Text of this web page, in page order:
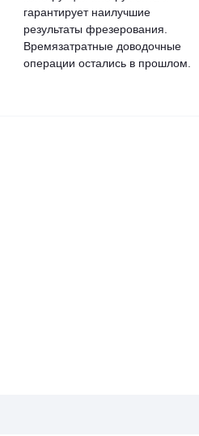
гарантирует наилучшие
результаты фрезерования.
Времязатратные доводочные
операции остались в прошлом.